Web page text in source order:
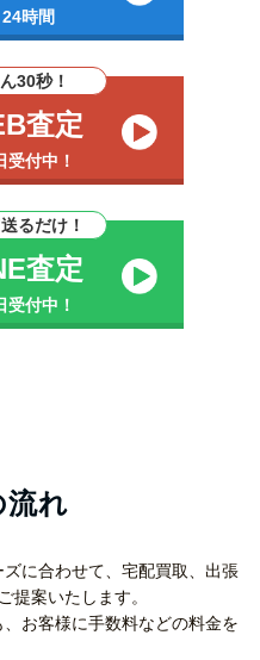
時間
30秒！
査定
受付中！
るだけ！
査定
受付中！
流れ
に合わせて、宅配買取、出張
提案いたします。
お客様に手数料などの料金を